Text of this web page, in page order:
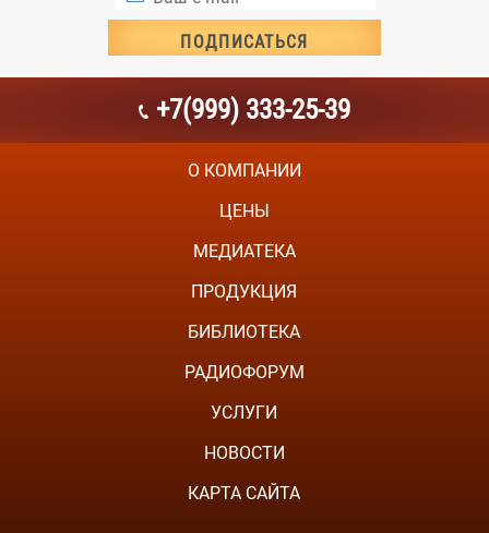
+7(999) 333-25-39
О КОМПАНИИ
ЦЕНЫ
МЕДИАТЕКА
ПРОДУКЦИЯ
БИБЛИОТЕКА
РАДИОФОРУМ
УСЛУГИ
НОВОСТИ
КАРТА САЙТА